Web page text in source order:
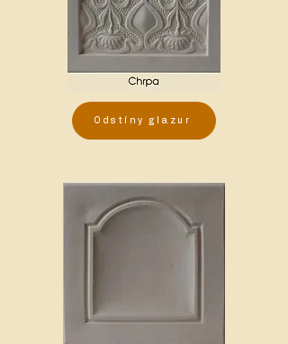
Odstíny glazur